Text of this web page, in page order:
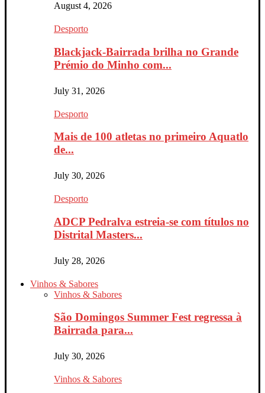
August 4, 2026
Desporto
Blackjack-Bairrada brilha no Grande
Prémio do Minho com...
July 31, 2026
Desporto
Mais de 100 atletas no primeiro Aquatlo
de...
July 30, 2026
Desporto
ADCP Pedralva estreia-se com títulos no
Distrital Masters...
July 28, 2026
Vinhos & Sabores
Vinhos & Sabores
São Domingos Summer Fest regressa à
Bairrada para...
July 30, 2026
Vinhos & Sabores